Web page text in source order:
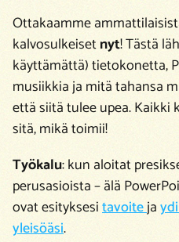
Ottakaamme
kalvosulkeisetnyt! Tästä
käyttämättä) tietokonetta,
musiikkia ja mitä tahansa
että siitä tulee upea. Kaikki
sitä, mikä toimii!
Työkalu: kun aloitat
perusasioista – älä
ovat esityksesitavoiteja
yleisöäsi.